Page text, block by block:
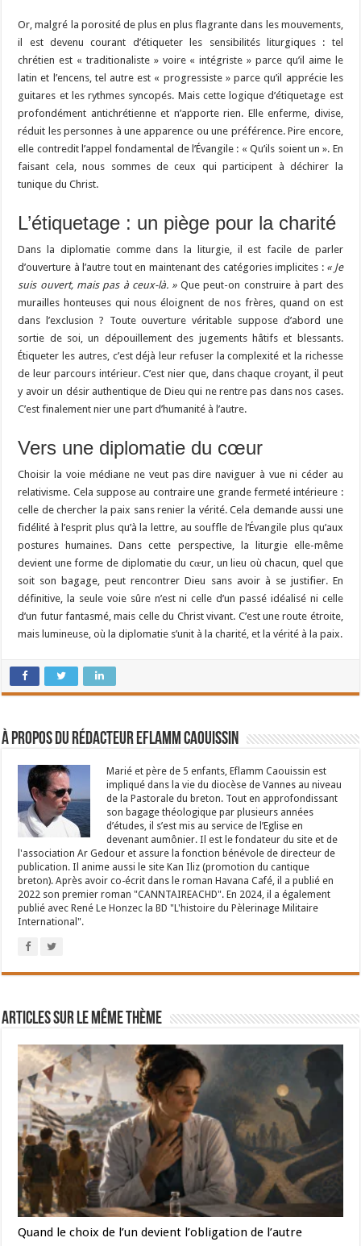
Or, malgré la porosité de plus en plus flagrante dans les mouvements,
il est devenu courant d’étiqueter les sensibilités liturgiques : tel
chrétien est « traditionaliste » voire « intégriste » parce qu’il aime le
latin et l’encens, tel autre est « progressiste » parce qu’il apprécie les
guitares et les rythmes syncopés. Mais cette logique d’étiquetage est
profondément antichrétienne et n’apporte rien. Elle enferme, divise,
réduit les personnes à une apparence ou une préférence. Pire encore,
elle contredit l’appel fondamental de l’Évangile : « Qu’ils soient un ». En
faisant cela, nous sommes de ceux qui participent à déchirer la
tunique du Christ.
L’étiquetage : un piège pour la charité
Dans la diplomatie comme dans la liturgie, il est facile de parler
d’ouverture à l’autre tout en maintenant des catégories implicites : « Je
suis ouvert, mais pas à ceux-là. »Que peut-on construire à part des
murailles honteuses qui nous éloignent de nos frères, quand on est
dans l’exclusion ? Toute ouverture véritable suppose d’abord une
sortie de soi, un dépouillement des jugements hâtifs et blessants.
Étiqueter les autres, c’est déjà leur refuser la complexité et la richesse
de leur parcours intérieur. C’est nier que, dans chaque croyant, il peut
y avoir un désir authentique de Dieu qui ne rentre pas dans nos cases.
C’est finalement nier une part d’humanité à l’autre.
Vers une diplomatie du cœur
Choisir la voie médiane ne veut pas dire naviguer à vue ni céder au
relativisme. Cela suppose au contraire une grande fermeté intérieure :
celle de chercher la paix sans renier la vérité. Cela demande aussi une
fidélité à l’esprit plus qu’à la lettre, au souffle de l’Évangile plus qu’aux
postures humaines. Dans cette perspective, la liturgie elle-même
devient une forme de diplomatie du cœur, un lieu où chacun, quel que
soit son bagage, peut rencontrer Dieu sans avoir à se justifier. En
définitive, la seule voie sûre n’est ni celle d’un passé idéalisé ni celle
d’un futur fantasmé, mais celle du Christ vivant. C’est une route étroite,
mais lumineuse, où la diplomatie s’unit à la charité, et la vérité à la paix.
À propos du rédacteur Eflamm Caouissin
Marié et père de 5 enfants, Eflamm Caouissin est
impliqué dans la vie du diocèse de Vannes au niveau
de la Pastorale du breton. Tout en approfondissant
son bagage théologique par plusieurs années
d’études, il s’est mis au service de l’Eglise en
devenant aumônier. Il est le fondateur du site et de
l'association Ar Gedour et assure la fonction bénévole de directeur de
publication. Il anime aussi le site Kan Iliz (promotion du cantique
breton). Après avoir co-écrit dans le roman Havana Café, il a publié en
2022 son premier roman "CANNTAIREACHD". En 2024, il a également
publié avec René Le Honzec la BD "L'histoire du Pèlerinage Militaire
International".
Articles sur le même thème
Quand le choix de l’un devient l’obligation de l’autre